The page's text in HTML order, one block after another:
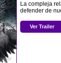
La compleja
defender de
Ver Trailer